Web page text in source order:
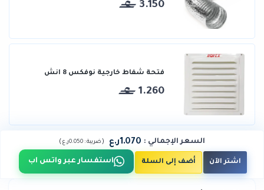
3.150
فتحة شفاط خارجية نوفكس 8 انش
1.260
السعر الإجمالي : 1.070ر.ع (ضريبة : 0.050ر.ع )
اشتر الآن أضف إلى السلة استفسار عبر واتس اب